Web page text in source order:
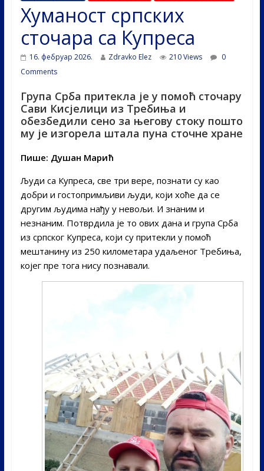
Хуманост српских
сточара са Купреса
16. фебруар 2026. Zdravko Elez 210 Views
0
Comments
Група Срба притекла је у помоћ сточару
Сави Кисјелици из Требиња и
обезбедили сено за његову стоку пошто
му је изгорела штала пуна сточне хране
Пише: Душан Марић
Људи са Купреса, све три вере, познати су као
добри и гостопримљиви људи, који хоће да се
другим људима нађу у невољи. И знаним и
незнаним. Потврдила је то ових дана и група Срба
из српског Купреса, који су притекли у помоћ
мештанину из 250 километара удаљеног Требиња,
којег пре тога нису познавали.